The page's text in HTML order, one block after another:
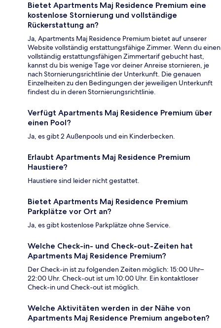
Bietet Apartments Maj Residence Premium eine
kostenlose Stornierung und vollständige
Rückerstattung an?
Ja, Apartments Maj Residence Premium bietet auf unserer
Website vollständig erstattungsfähige Zimmer. Wenn du einen
vollständig erstattungsfähigen Zimmertarif gebucht hast,
kannst du bis wenige Tage vor deiner Anreise stornieren, je
nach Stornierungsrichtlinie der Unterkunft. Die genauen
Einzelheiten zu den Bedingungen der jeweiligen Unterkunft
findest du in deren Stornierungsrichtlinie.
Verfügt Apartments Maj Residence Premium über
einen Pool?
Ja, es gibt 2 Außenpools und ein Kinderbecken.
Erlaubt Apartments Maj Residence Premium
Haustiere?
Haustiere sind leider nicht gestattet.
Bietet Apartments Maj Residence Premium
Parkplätze vor Ort an?
Ja, es gibt kostenlose Parkplätze ohne Service.
Welche Check-in- und Check-out-Zeiten hat
Apartments Maj Residence Premium?
Der Check-in ist zu folgenden Zeiten möglich: 15:00 Uhr–
22:00 Uhr. Check-out ist um 10:00 Uhr. Ein kontaktloser
Check-in und Check-out ist möglich.
Welche Aktivitäten werden in der Nähe von
Apartments Maj Residence Premium angeboten?